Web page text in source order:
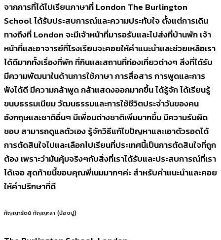
จากการที่ได้ไปเรียนภาษาที่ London The Burlington
School ได้รับประสบการณ์และความประทับใจ ตั้งแต่การเดิน
ทางถึงที่ London จะมีเจ้าหน้าที่มารอรับและไปส่งที่บ้านพัก เจ้า
หน้าที่และอาจารย์ที่โรงเรียนจะคอยให้คำแนะนำและช่วยเหลือเรา
ได้ดีมากทั้งเรื่องที่พัก ที่กินและสถานที่ท่องเที่ยวต่างๆ สิ่งที่ได้รับ
มีความพัฒนาในด้านการใช้ภาษา การสื่อสาร การพูดและการ
ฟังได้ดี มีความกล้าพูด กล้าแสดงออกมากขึ้น ได้รู้จัก ได้เรียนรู้
ขนบธรรมเนียม วัฒนธรรมและการใช้ชีวิตประจำวันของคน
อังกฤษและชาติอื่นๆ มีเพื่อนต่างชาติเพิ่มมากขึ้น มีความรับผิด
ชอบ สามารถดูแลตัวเอง รู้จักวิธีแก้ไขปัญหาและเอาตัวรอดได้
การตัดสินใจไปและเลือกไปเรียนที่ประเทศนี้เป็นการตัดสินใจที่ถูก
ต้อง เพราะว่ามันคุ้มจริงๆกับสิ่งที่เราได้รับและประสบการณ์ที่เรา
ได้เจอ สุดท้ายนี้ขอบคุณพี่เนมมากๆค่ะ สำหรับคำแนะนำและคอย
ให้คำปรึกษาที่ดี
กัญญารัตน์ กัญญะลา (น้องปู)